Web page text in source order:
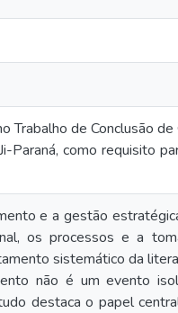
Trabalho de Conclusão
Paraná, como requisito
e a gestão
os processos e a
sistemático da
não é um evento
destaca o papel